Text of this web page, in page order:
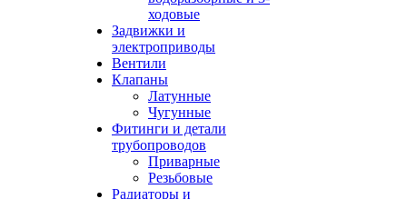
ходовые
Задвижки и
электроприводы
Вентили
Клапаны
Латунные
Чугунные
Фитинги и детали
трубопроводов
Приварные
Резьбовые
Радиаторы и